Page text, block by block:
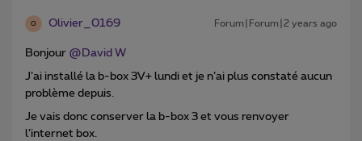
O Olivier_0169 Forum|Forum|2 years ago
Bonjour @David W
J’ai installé la b-box 3V+ lundi et je n’ai plus constaté aucun
problème depuis.
Je vais donc conserver la b-box 3 et vous renvoyer
l’internet box.